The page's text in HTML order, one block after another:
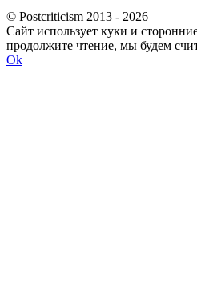
© Postcriticism 2013 - 2026
Сайт использует куки и
продолжите чтение, мы будем
Ok